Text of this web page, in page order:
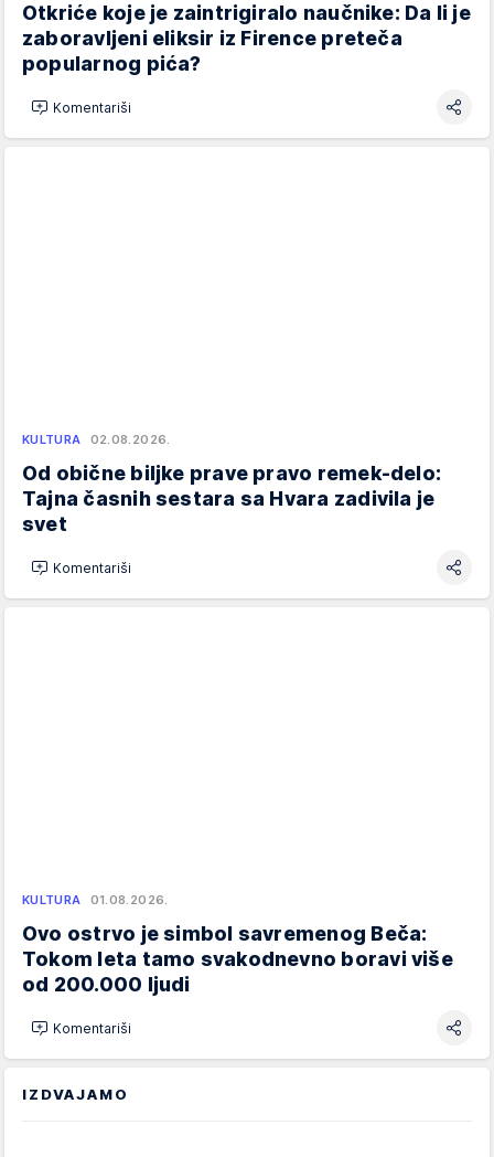
Otkriće koje je zaintrigiralo naučnike: Da li je
zaboravljeni eliksir iz Firence preteča
popularnog pića?
Komentariši
KULTURA 02.08.2026.
Od obične biljke prave pravo remek-delo:
Tajna časnih sestara sa Hvara zadivila je
svet
Komentariši
KULTURA 01.08.2026.
Ovo ostrvo je simbol savremenog Beča:
Tokom leta tamo svakodnevno boravi više
od 200.000 ljudi
Komentariši
IZDVAJAMO